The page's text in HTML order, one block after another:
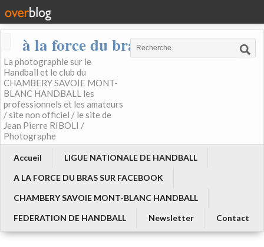
à la force du bras
La photographie sur le
Handball et le club du
CHAMBERY SAVOIE MONT-
BLANC HANDBALL les
professionnels et les amateurs
/ site non officiel / le site de
Jean Pierre RIBOLI /
Photographe
Accueil
LIGUE NATIONALE DE HANDBALL
A LA FORCE DU BRAS SUR FACEBOOK
CHAMBERY SAVOIE MONT-BLANC HANDBALL
FEDERATION DE HANDBALL
Newsletter Contact